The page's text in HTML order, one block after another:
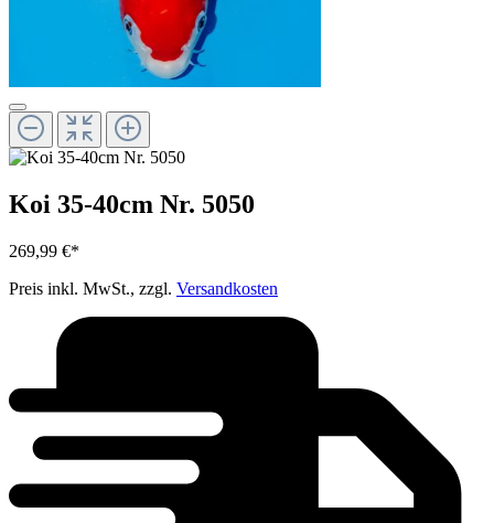
Koi 35-40cm Nr. 5050
269,99 €*
Preis inkl. MwSt., zzgl. Versandkosten